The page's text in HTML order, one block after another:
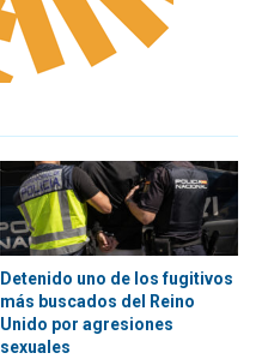
Detenido uno de los fugitivos
más buscados del Reino
Unido por agresiones
sexuales